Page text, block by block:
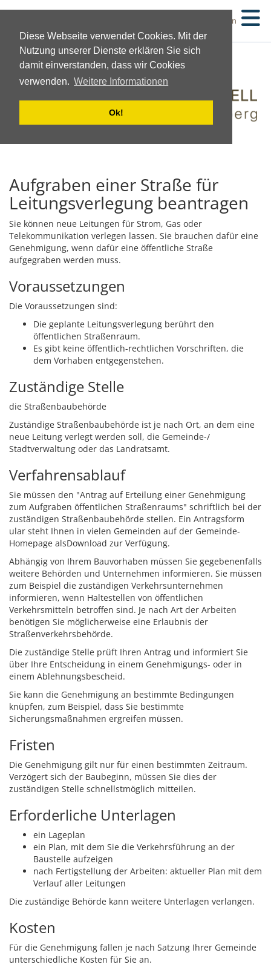
Diese Webseite verwendet Cookies. Mit der
Nutzung unserer Dienste erklären Sie sich
damit einverstanden, dass wir Cookies
verwenden. Weitere Informationen
Ok!
Suchen
Aufgraben einer Straße für
Leitungsverlegung beantragen
Sie können neue Leitungen für Strom, Gas oder
Telekommunikation verlegen lassen. Sie brauchen dafür eine
Genehmigung, wenn dafür eine öffentliche Straße
aufgegraben werden muss.
Voraussetzungen
Die Voraussetzungen sind:
Die geplante Leitungsverlegung berührt den
öffentlichen Straßenraum.
Es gibt keine öffentlich-rechtlichen Vorschriften, die
dem Vorhaben entgegenstehen.
Zuständige Stelle
die Straßenbaubehörde
Zuständige Straßenbaubehörde ist je nach Ort, an dem eine
neue Leitung verlegt werden soll, die Gemeinde-/
Stadtverwaltung oder das Landratsamt.
Verfahrensablauf
Sie müssen den "Antrag auf Erteilung einer Genehmigung
zum Aufgraben öffentlichen Straßenraums" schriftlich bei der
zuständigen Straßenbaubehörde stellen. Ein Antragsform
ular steht Ihnen in vielen Gemeinden auf der Gemeinde-
Homepage alsDownload zur Verfügung.
Abhängig von Ihrem Bauvorhaben müssen Sie gegebenenfalls
weitere Behörden und Unternehmen informieren. Sie müssen
zum Beispiel die zuständigen Verkehrsunternehmen
informieren, wenn Haltestellen von öffentlichen
Verkehrsmitteln betroffen sind. Je nach Art der Arbeiten
benötigen Sie möglicherweise eine Erlaubnis der
Straßenverkehrsbehörde.
Die zuständige Stelle prüft Ihren Antrag und informiert Sie
über Ihre Entscheidung in einem Genehmigungs- oder in
einem Ablehnungsbescheid.
Sie kann die Genehmigung an bestimmte Bedingungen
knüpfen, zum Beispiel, dass Sie bestimmte
Sicherungsmaßnahmen ergreifen müssen.
Fristen
Die Genehmigung gilt nur für einen bestimmten Zeitraum.
Verzögert sich der Baubeginn, müssen Sie dies der
zuständigen Stelle schnellstmöglich mitteilen.
Erforderliche Unterlagen
ein Lageplan
ein Plan, mit dem Sie die Verkehrsführung an der
Baustelle aufzeigen
nach Fertigstellung der Arbeiten: aktueller Plan mit dem
Verlauf aller Leitungen
Die zuständige Behörde kann weitere Unterlagen verlangen.
Kosten
Für die Genehmigung fallen je nach Satzung Ihrer Gemeinde
unterschiedliche Kosten für Sie an.